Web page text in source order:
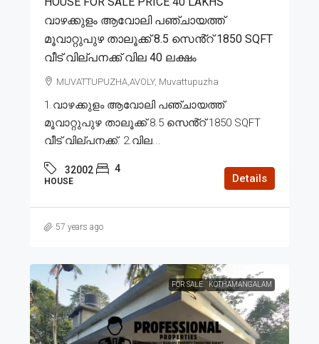
വാഴക്കുളം ആവോലി പഞ്ചായത്ത്
മൂവാറ്റുപുഴ താലൂക്ക് 8.5 സെൻ്റ് 1850 SQFT
വീട് വില്പനക്ക് വില 40 ലക്ഷം
MUVATTUPUZHA,AVOLY, Muvattupuzha
1.വാഴക്കുളം ആവോലി പഞ്ചായത്ത്
മൂവാറ്റുപുഴ താലൂക്ക് 8.5 സെൻ്റ് 1850 SQFT
വീട് വില്പനക്ക്. 2.വില...
32002 4
HOUSE Details
57 years ago
FOR SALE KOTHAMANGALAM